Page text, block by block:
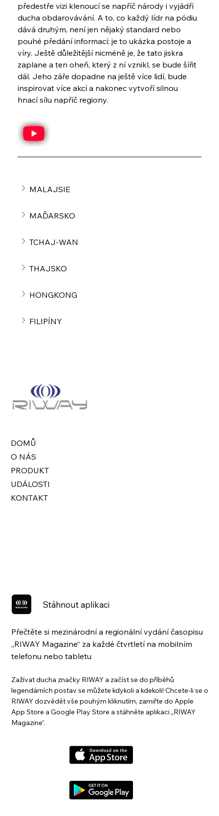
předestře vizi klenoucí se napříč národy i vyjádří
ducha obdarovávání. A to, co každý lídr na pódiu
dává druhým, není jen nějaký standard nebo
pouhé předání informací; je to ukázka postoje a
víry. Ještě důležitější nicméně je, že tato jiskra
zaplane a ten oheň, který z ní vznikl, se bude šířit
dál. Jeho záře dopadne na ještě více lidí, bude
inspirovat více akcí a nakonec vytvoří silnou
hnací sílu napříč regiony.
MALAJSIE
MAĎARSKO
TCHAJ-WAN
THAJSKO
HONGKONG
FILIPÍNY
DOMŮ
O NÁS
PRODUKT
UDÁLOSTI
KONTAKT
Stáhnout aplikaci
Přečtěte si mezinárodní a regionální vydání časopisu
„RIWAY Magazine“ za každé čtvrtletí na mobilním
telefonu nebo tabletu
Zažívat ducha značky RIWAY a začíst se do příběhů
legendárních postav se můžete kdykoli a kdekoli! Chcete-li se o
RIWAY dozvědět vše pouhým kliknutím, zamiřte do Apple
App Store a Google Play Store a stáhněte aplikaci „RIWAY
Magazine“.